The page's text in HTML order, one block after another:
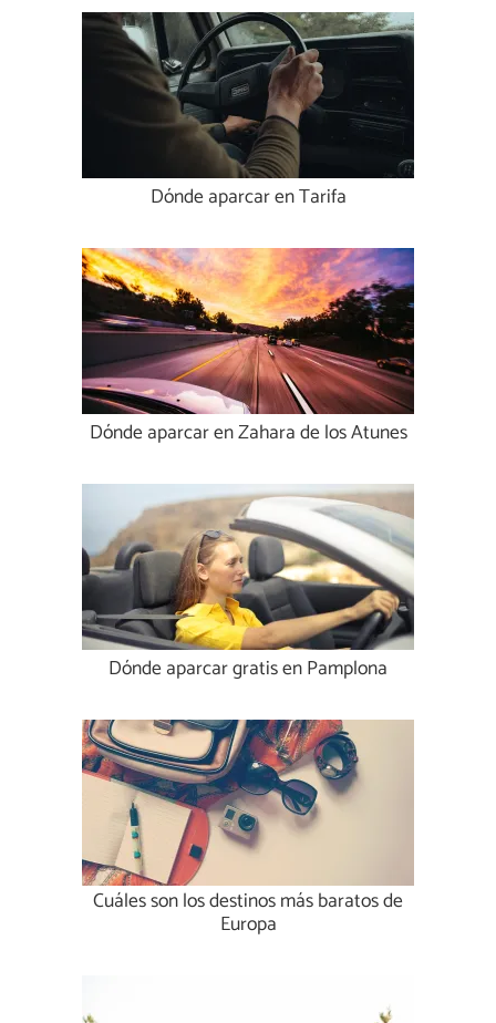
Dónde aparcar en Tarifa
Dónde aparcar en Zahara de los Atunes
Dónde aparcar gratis en Pamplona
Cuáles son los destinos más baratos de
Europa